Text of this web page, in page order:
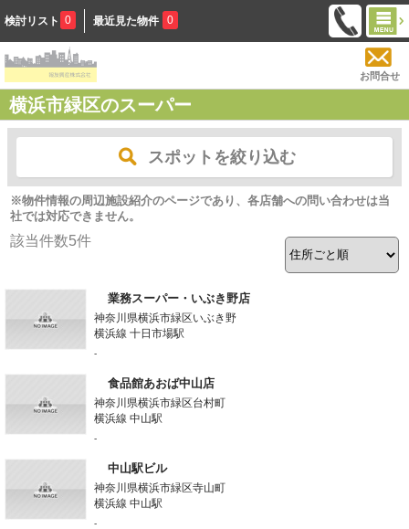
検討リスト 0 最近見た物件 0
お問合せ
横浜市緑区のスーパー
スポットを絞り込む
※物件情報の周辺施設紹介のページであり、各店舗への問い合わせは当
社では対応できません。
該当件数5件
業務スーパー・いぶき野店
神奈川県横浜市緑区いぶき野
横浜線 十日市場駅
-
食品館あおば中山店
神奈川県横浜市緑区台村町
横浜線 中山駅
-
中山駅ビル
神奈川県横浜市緑区寺山町
横浜線 中山駅
-